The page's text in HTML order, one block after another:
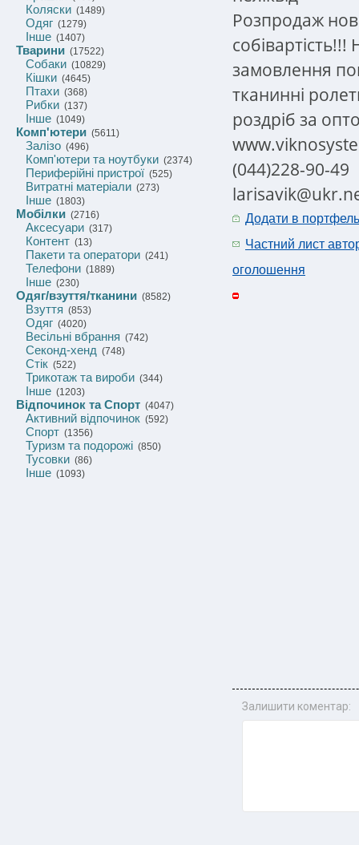
Коляски (1489)
Одяг (1279)
Інше (1407)
Тварини (17522)
Собаки (10829)
Кішки (4645)
Птахи (368)
Рибки (137)
Інше (1049)
Комп'ютери (5611)
Залізо (496)
Комп'ютери та ноутбуки (2374)
Периферійні пристрої (525)
Витратні матеріали (273)
Інше (1803)
Мобілки (2716)
Аксесуари (317)
Контент (13)
Пакети та оператори (241)
Телефони (1889)
Інше (230)
Одяг/взуття/тканини (8582)
Взуття (853)
Одяг (4020)
Весільні вбрання (742)
Секонд-хенд (748)
Стік (522)
Трикотаж та вироби (344)
Інше (1203)
Відпочинок та Спорт (4047)
Активний відпочинок (592)
Спорт (1356)
Туризм та подорожі (850)
Тусовки (86)
Інше (1093)
Розпродаж
замовлення
тканинні
роздріб за
(044)228-90-49
Додати в портфель
Частний лист
оголошення
Залишити коментар: